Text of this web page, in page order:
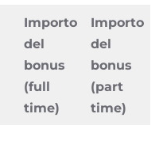
Importo
del
bonus
(full
time)
Importo
del
bonus
(part
time)